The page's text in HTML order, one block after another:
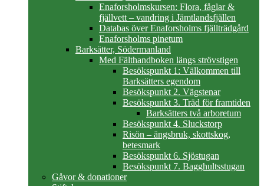
Enaforsholmskursen: Flora, fåglar &
fjällvett – vandring i Jämtlandsfjällen
Databas över Enaforsholms fjällträdgård
Enaforsholms pinetum
Barksätter, Södermanland
Med Fälthandboken längs strövstigen
Besökspunkt 1: Välkommen till
Barksätters egendom
Besökspunkt 2. Vägstenar
Besökspunkt 3. Träd för framtiden
Barksätters två arboretum
Besökspunkt 4. Sluckstorp
Risön – ängsbruk, skottskog,
betesmark
Besökspunkt 6. Sjöstugan
Besökspunkt 7. Bagghultsstugan
Gåvor & donationer